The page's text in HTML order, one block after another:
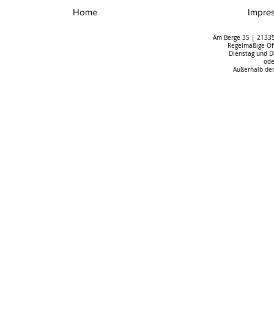
Home
Am Berge 35 |
Regelmäßige
Dienstag und
Außerhalb